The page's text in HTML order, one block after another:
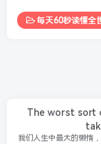
每天60秒读懂全
The worst sort
我们人生中最大的懒惰